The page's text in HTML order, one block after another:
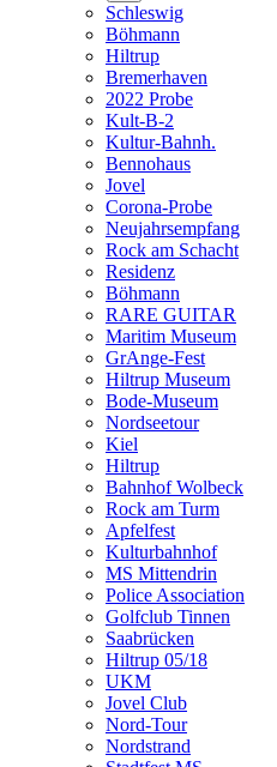
Schleswig
Böhmann
Hiltrup
Bremerhaven
2022 Probe
Kult-B-2
Kultur-Bahnh.
Bennohaus
Jovel
Corona-Probe
Neujahrsempfang
Rock am Schacht
Residenz
Böhmann
RARE GUITAR
Maritim Museum
GrAnge-Fest
Hiltrup Museum
Bode-Museum
Nordseetour
Kiel
Hiltrup
Bahnhof Wolbeck
Rock am Turm
Apfelfest
Kulturbahnhof
MS Mittendrin
Police Association
Golfclub Tinnen
Saabrücken
Hiltrup 05/18
UKM
Jovel Club
Nord-Tour
Nordstrand